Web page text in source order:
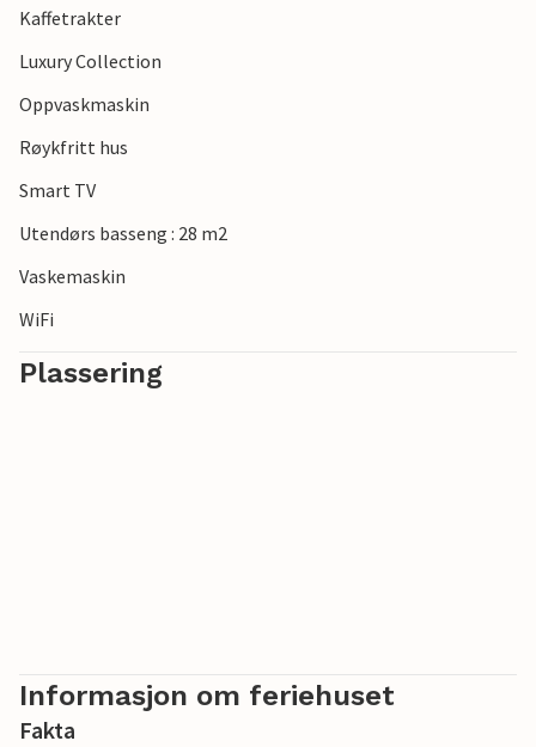
Kaffetrakter
Luxury Collection
Oppvaskmaskin
Røykfritt hus
Smart TV
Utendørs basseng : 28 m2
Vaskemaskin
WiFi
Plassering
Informasjon om feriehuset
Fakta